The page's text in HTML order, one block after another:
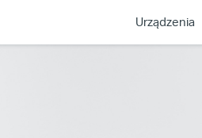
Urządzenia